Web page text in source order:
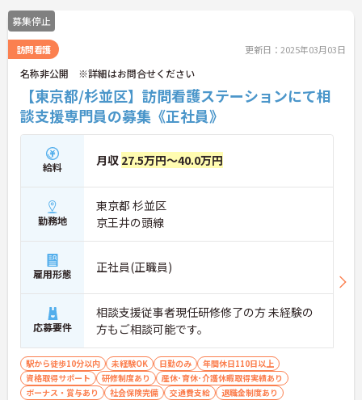
募集停止
訪問看護 更新日：2025年03月03日
名称非公開 ※詳細はお問合せください
【東京都/杉並区】訪問看護ステーションにて相
談支援専門員の募集《正社員》
給料 月収 27.5万円～40.0万円
勤務地
東京都 杉並区
京王井の頭線
雇用形態 正社員(正職員)
応募要件
相談支援従事者現任研修修了の方 未経験の
方もご相談可能です。
駅から徒歩10分以内 未経験OK 日勤のみ
年間休日110日以上
資格取得サポート
研修制度あり
産休･育休･介護休暇取得実績あり
ボーナス・賞与あり
社会保険完備 交通費支給 退職金制度あり